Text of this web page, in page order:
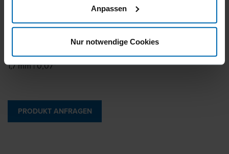
Anpassen
Nur notwendige Cookies
Länge
20 - 45 mm | 13/16 - 1 3/4"
Draht­durchmesser
1,7 mm | 0,07"
PRODUKT ANFRAGEN